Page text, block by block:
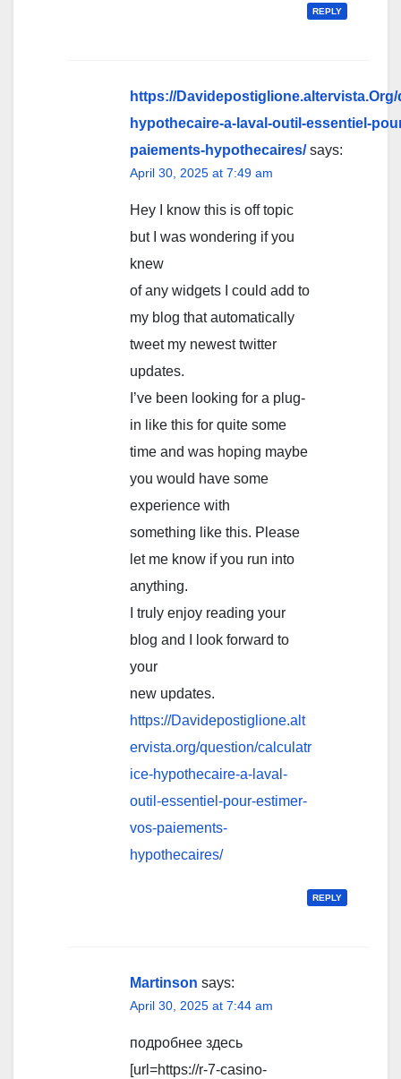
REPLY
https://
hypothecaire-a-laval-outil-essentiel-
paiements-hypothecaires/ says:
April 30, 2025 at 7:49 am
Hey I know this is off topic
but I was wondering if you
knew
of any widgets I could add to
my blog that automatically
tweet my newest twitter
updates.
I’ve been looking for a plug-
in like this for quite some
time and was hoping maybe
you would have some
experience with
something like this. Please
let me know if you run into
anything.
I truly enjoy reading your
blog and I look forward to
your
new updates.
https://Davidepostiglione.alt
ervista.org/question/calculatr
ice-hypothecaire-a-laval-
outil-essentiel-pour-estimer-
vos-paiements-
hypothecaires/
REPLY
Martinson says:
April 30, 2025 at 7:44 am
подробнее здесь
[url=https://r-7-casino-